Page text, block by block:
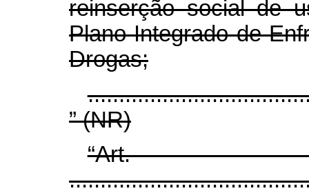
reinserção social de
Plano Integrado de
Drogas;
” (NR)